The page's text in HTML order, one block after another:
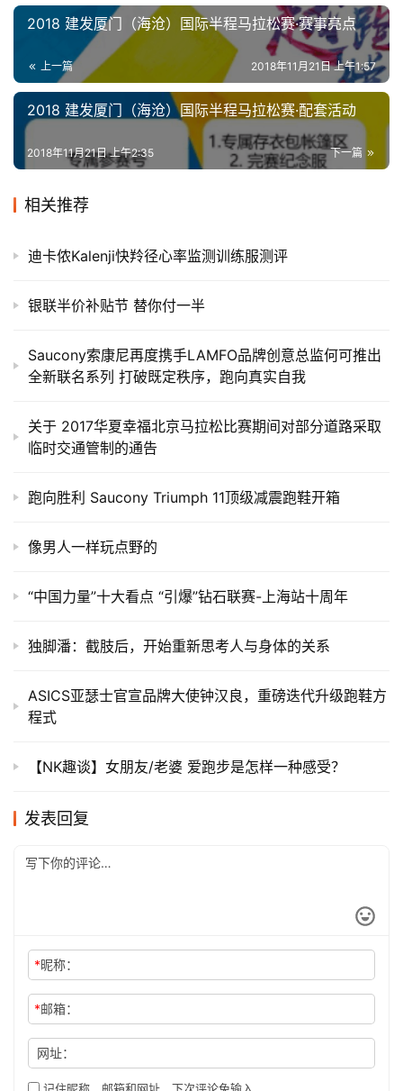
2018 建发厦门（海沧）国际半程马拉松赛·赛事亮点
上一篇 2018年11月21日 上午1:57
2018 建发厦门（海沧）国际半程马拉松赛·配套活动
下一篇
2018年11月21日 上午2:35
相关推荐
迪卡侬Kalenji快羚径心率监测训练服测评
银联半价补贴节 替你付一半
Saucony索康尼再度携手LAMFO品牌创意总监何可推出
全新联名系列 打破既定秩序，跑向真实自我
关于 2017华夏幸福北京马拉松比赛期间对部分道路采取
临时交通管制的通告
跑向胜利 Saucony Triumph 11顶级减震跑鞋开箱
像男人一样玩点野的
“中国力量”十大看点 “引爆”钻石联赛-上海站十周年
独脚潘：截肢后，开始重新思考人与身体的关系
ASICS亚瑟士官宣品牌大使钟汉良，重磅迭代升级跑鞋方
程式
【NK趣谈】女朋友/老婆 爱跑步是怎样一种感受？
发表回复
*昵称：
*邮箱：
网址：